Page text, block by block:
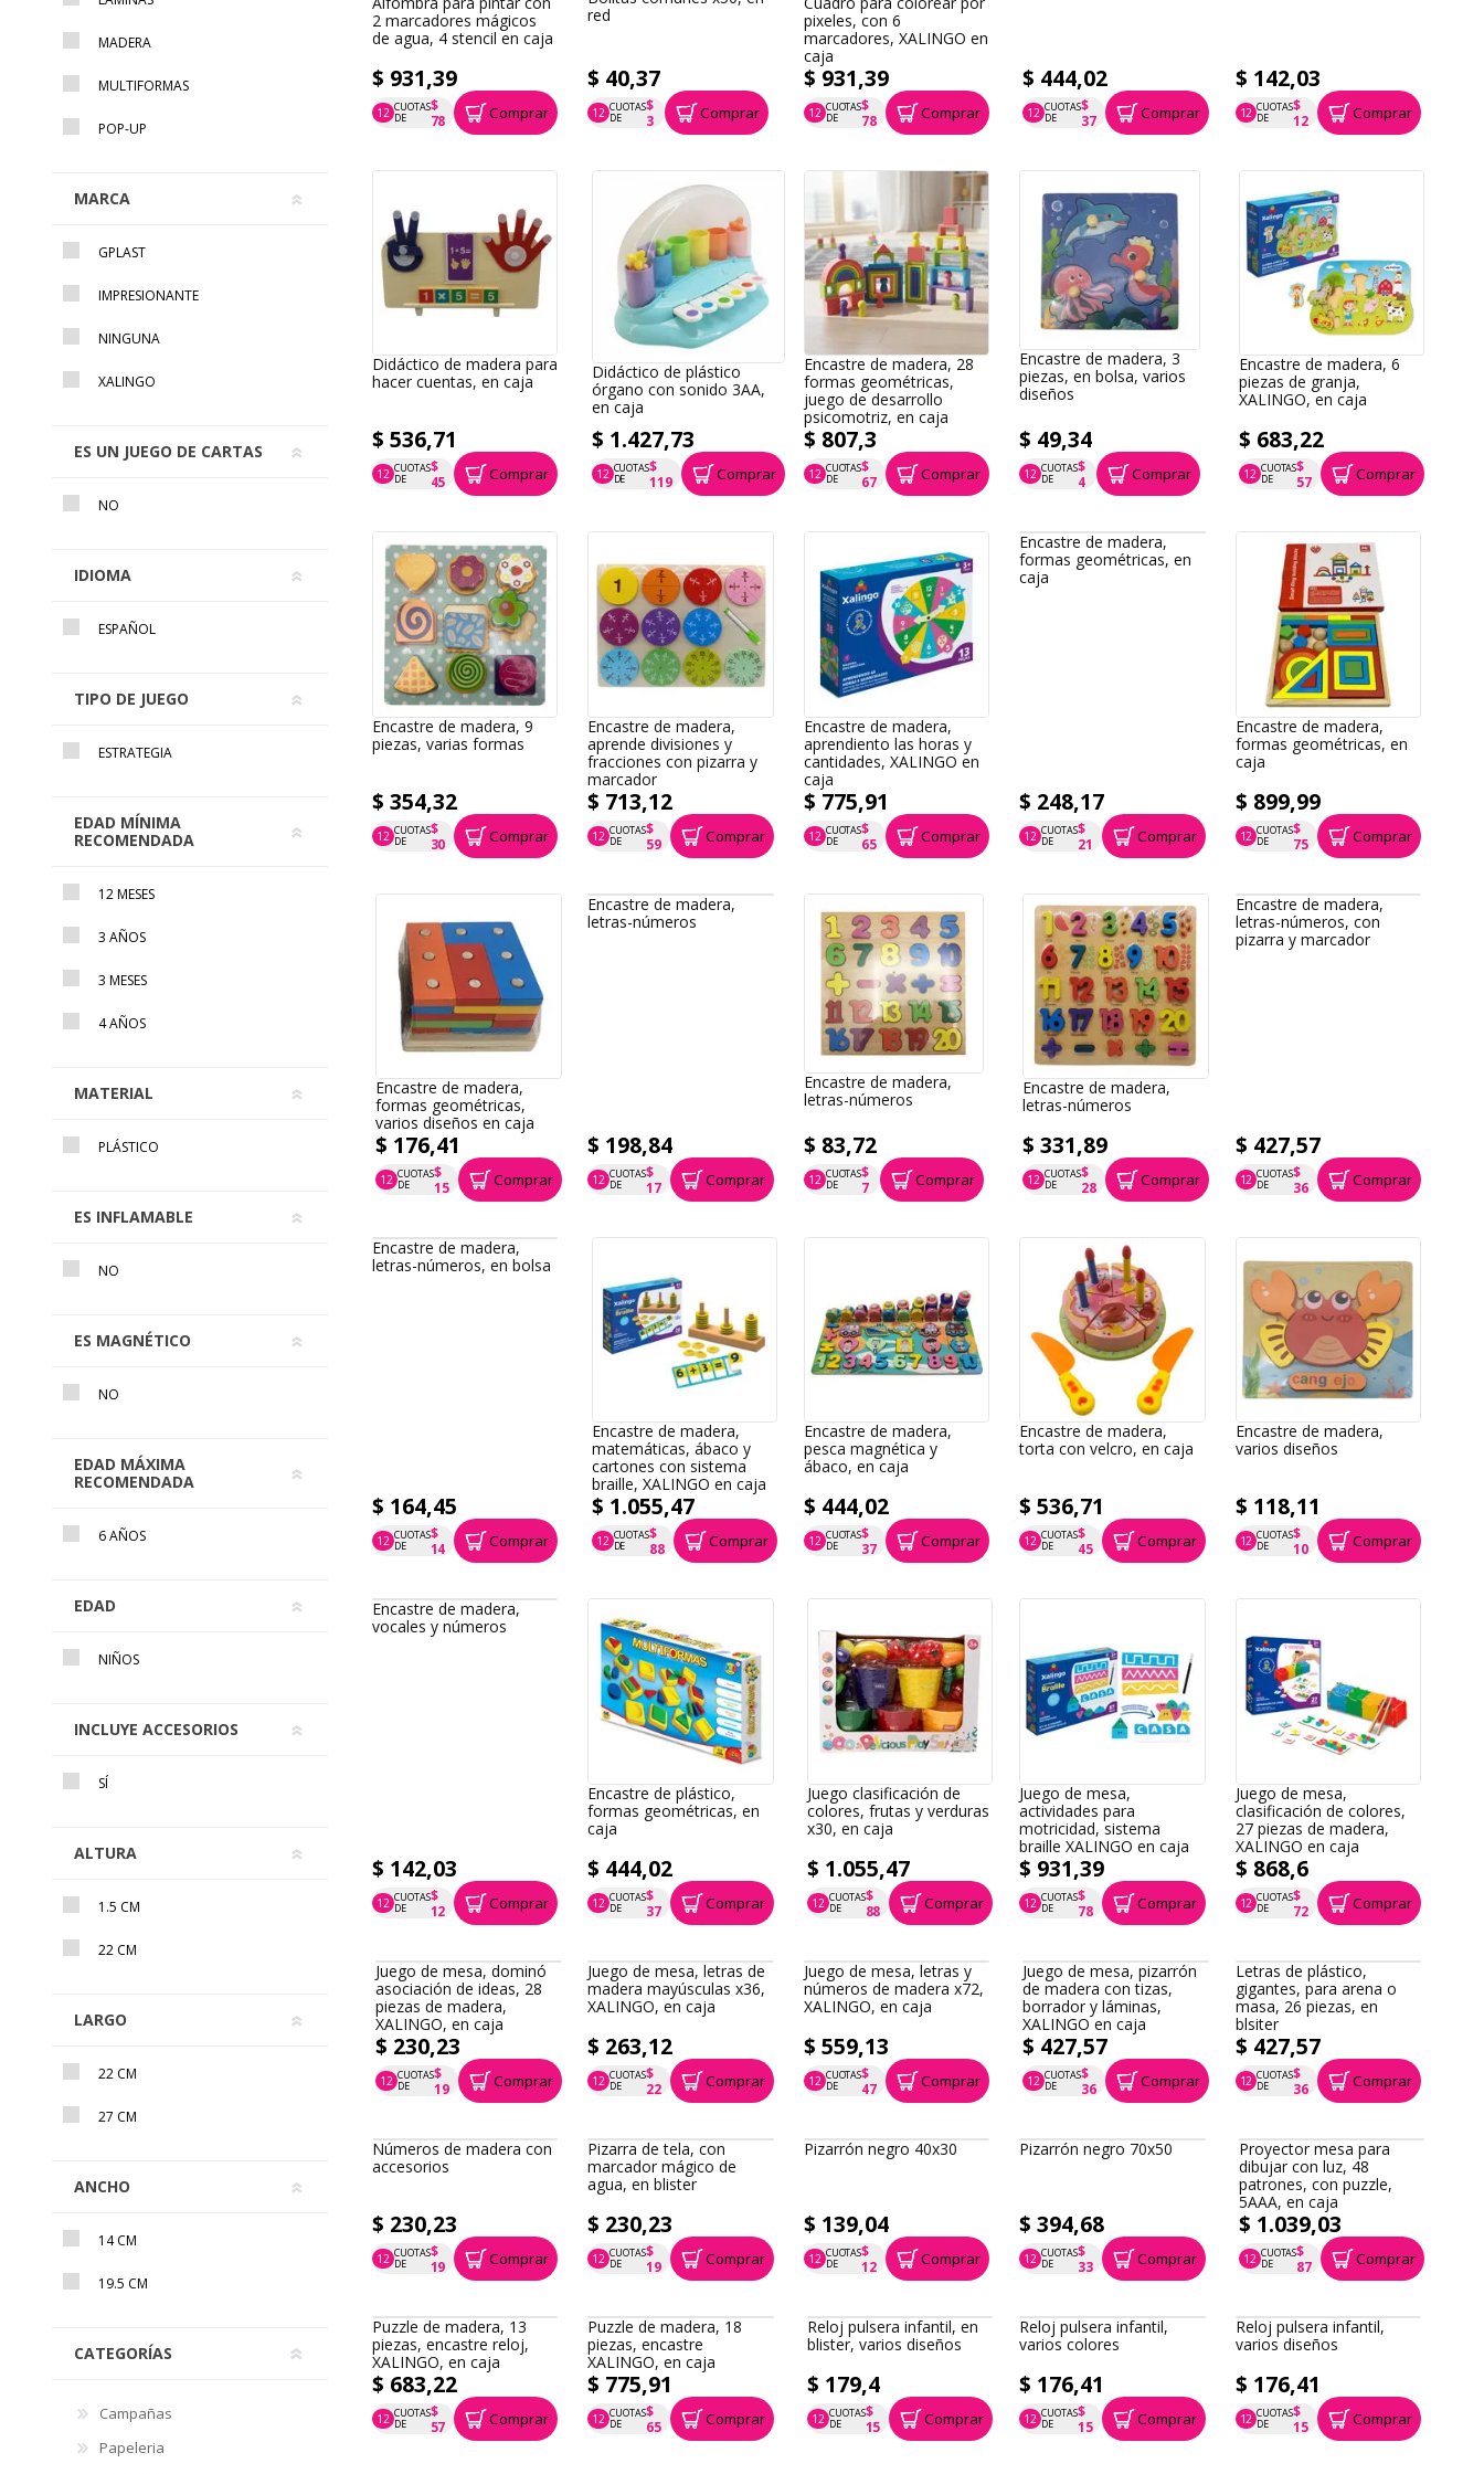
2 marcadores mágicos
de agua, 4 stencil en caja
$ 931,39
12 CUOTAS
DE
$
78
P.T.F. $ 931 Comprar
red
$ 40,37
12 CUOTAS
DE
$
3
P.T.F. $ 40 Comprar
pixeles, con 6
marcadores, XALINGO en
caja
$ 931,39
12 CUOTAS
DE
$
78
P.T.F. $ 931 Comprar
$ 444,02
12 CUOTAS
DE
$
37
P.T.F. $ 444 Comprar
$ 142,03
12 CUOTAS
DE
$
12
P.T.F. $ 142 Comprar
Didáctico de madera para
hacer cuentas, en caja
$ 536,71
12 CUOTAS
DE
$
45
P.T.F. $ 537 Comprar
Didáctico de plástico
órgano con sonido 3AA,
en caja
$ 1.427,73
12 CUOTAS
DE
$
119
P.T.F. $ 1.428 Comprar
Encastre de madera, 28
formas geométricas,
juego de desarrollo
psicomotriz, en caja
$ 807,3
12 CUOTAS
DE
$
67
P.T.F. $ 807 Comprar
Encastre de madera, 3
piezas, en bolsa, varios
diseños
$ 49,34
12 CUOTAS
DE
$
4
P.T.F. $ 49 Comprar
Encastre de madera, 6
piezas de granja,
XALINGO, en caja
$ 683,22
12 CUOTAS
DE
$
57
P.T.F. $ 683 Comprar
Encastre de madera, 9
piezas, varias formas
$ 354,32
12 CUOTAS
DE
$
30
P.T.F. $ 354 Comprar
Encastre de madera,
aprende divisiones y
fracciones con pizarra y
marcador
$ 713,12
12 CUOTAS
DE
$
59
P.T.F. $ 713 Comprar
Encastre de madera,
aprendiento las horas y
cantidades, XALINGO en
caja
$ 775,91
12 CUOTAS
DE
$
65
P.T.F. $ 776 Comprar
Encastre de madera,
formas geométricas, en
caja
$ 248,17
12 CUOTAS
DE
$
21
P.T.F. $ 248 Comprar
Encastre de madera,
formas geométricas, en
caja
$ 899,99
12 CUOTAS
DE
$
75
P.T.F. $ 900 Comprar
Encastre de madera,
formas geométricas,
varios diseños en caja
$ 176,41
12 CUOTAS
DE
$
15
P.T.F. $ 176 Comprar
Encastre de madera,
letras-números
$ 198,84
12 CUOTAS
DE
$
17
P.T.F. $ 199 Comprar
Encastre de madera,
letras-números
$ 83,72
12 CUOTAS
DE
$
7
P.T.F. $ 84 Comprar
Encastre de madera,
letras-números
$ 331,89
12 CUOTAS
DE
$
28
P.T.F. $ 332 Comprar
Encastre de madera,
letras-números, con
pizarra y marcador
$ 427,57
12 CUOTAS
DE
$
36
P.T.F. $ 428 Comprar
Encastre de madera,
letras-números, en bolsa
$ 164,45
12 CUOTAS
DE
$
14
P.T.F. $ 164 Comprar
Encastre de madera,
matemáticas, ábaco y
cartones con sistema
braille, XALINGO en caja
$ 1.055,47
12 CUOTAS
DE
$
88
P.T.F. $ 1.055 Comprar
Encastre de madera,
pesca magnética y
ábaco, en caja
$ 444,02
12 CUOTAS
DE
$
37
P.T.F. $ 444 Comprar
Encastre de madera,
torta con velcro, en caja
$ 536,71
12 CUOTAS
DE
$
45
P.T.F. $ 537 Comprar
Encastre de madera,
varios diseños
$ 118,11
12 CUOTAS
DE
$
10
P.T.F. $ 118 Comprar
Encastre de madera,
vocales y números
$ 142,03
12 CUOTAS
DE
$
12
P.T.F. $ 142 Comprar
Encastre de plástico,
formas geométricas, en
caja
$ 444,02
12 CUOTAS
DE
$
37
P.T.F. $ 444 Comprar
Juego clasificación de
colores, frutas y verduras
x30, en caja
$ 1.055,47
12 CUOTAS
DE
$
88
P.T.F. $ 1.055 Comprar
Juego de mesa,
actividades para
motricidad, sistema
braille XALINGO en caja
$ 931,39
12 CUOTAS
DE
$
78
P.T.F. $ 931 Comprar
Juego de mesa,
clasificación de colores,
27 piezas de madera,
XALINGO en caja
$ 868,6
12 CUOTAS
DE
$
72
P.T.F. $ 869 Comprar
Juego de mesa, dominó
asociación de ideas, 28
$ 230,23
12 CUOTAS
DE
$
19
P.T.F. $ 230 Comprar
Juego de mesa, letras de
madera mayúsculas x36,
XALINGO, en caja
$ 263,12
12 CUOTAS
DE
$
22
P.T.F. $ 263 Comprar
Juego de mesa, letras y
$ 559,13
12 CUOTAS
DE
$
47
P.T.F. $ 559 Comprar
Juego de mesa, pizarrón
de madera con tizas,
borrador y láminas,
XALINGO en caja
$ 427,57
12 CUOTAS
DE
$
36
P.T.F. $ 428 Comprar
Letras de plástico,
gigantes, para arena o
masa, 26 piezas, en
blsiter
$ 427,57
12 CUOTAS
DE
$
36
P.T.F. $ 428 Comprar
Números de madera con
accesorios
$ 230,23
$
Comprar
Pizarra de tela, con
marcador mágico de
agua, en blister
$ 230,23
$
Comprar
Pizarrón negro 40x30
$ 139,04
$
Comprar
Pizarrón negro 70x50
$ 394,68
$
Comprar
Proyector mesa para
dibujar con luz, 48
5AAA, en caja
$ 1.039,03
CUOTAS$
Comprar
MADERA
MULTIFORMAS
POP-UP
MARCA
GPLAST
IMPRESIONANTE
NINGUNA
XALINGO
ES UN JUEGO DE CARTAS
NO
IDIOMA
ESPAÑOL
TIPO DE JUEGO
ESTRATEGIA
EDAD MÍNIMA
RECOMENDADA
12 MESES
3 AÑOS
3 MESES
4 AÑOS
MATERIAL
PLÁSTICO
ES INFLAMABLE
NO
ES MAGNÉTICO
NO
EDAD MÁXIMA
RECOMENDADA
6 AÑOS
EDAD
NIÑOS
INCLUYE ACCESORIOS
SÍ
ALTURA
1.5 CM
22 CM
LARGO
22 CM
27 CM
ANCHO
14 CM
19.5 CM
CATEGORÍAS
Campañas
Papeleria